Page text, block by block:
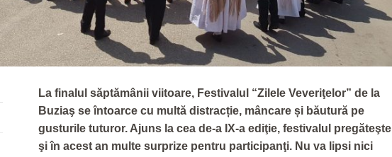
La finalul săptămânii viitoare, Festivalul “Zilele Veveriţelor” de la
Buziaş se întoarce cu multă distracție, mâncare și băutură pe
gusturile tuturor. Ajuns la cea de-a IX-a ediţie, festivalul pregăteşte
şi în acest an multe surprize pentru participanţi. Nu va lipsi nici